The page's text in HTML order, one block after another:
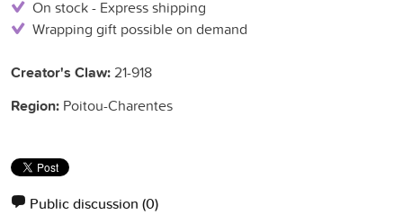
On stock - Express shipping
Wrapping gift possible on demand
Creator's Claw:21-918
Region: Poitou-Charentes
Public discussion (0)